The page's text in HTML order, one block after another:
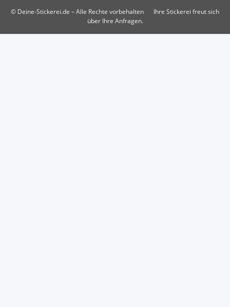
© Deine-Stickerei.de – Alle Rechte vorbehalten
Ihre Stickerei freut sich
über Ihre Anfragen.